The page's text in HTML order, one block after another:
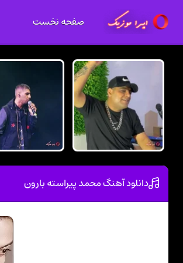
صفحه نخست
دانلود آهنگ محمد پیراسته بارون